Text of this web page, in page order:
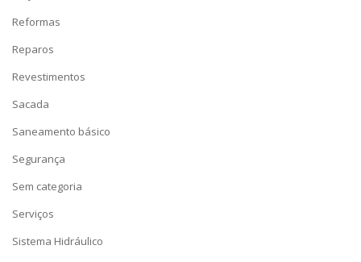
Reformas
Reparos
Revestimentos
Sacada
Saneamento básico
Segurança
Sem categoria
Serviços
Sistema Hidráulico